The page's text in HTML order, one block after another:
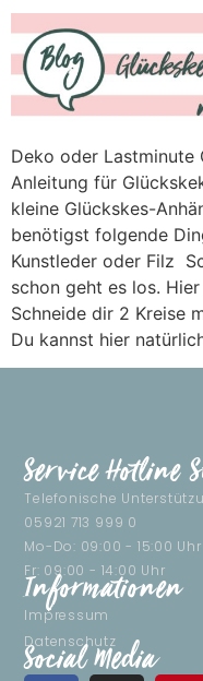
Deko oder Lastminute
Anleitung für
kleine Glückskes-
benötigst folgende
Kunstleder oder Filz
schon geht es los.
Schneide dir 2 Kreise
Du kannst hier
Service Hotline
Telefonische
05921 713 999 0
Mo-Do: 09:00 - 15:00 Uhr
Fr: 09:00 - 14:00 Uhr
Informationen
Impressum
Datenschutz
Social Media